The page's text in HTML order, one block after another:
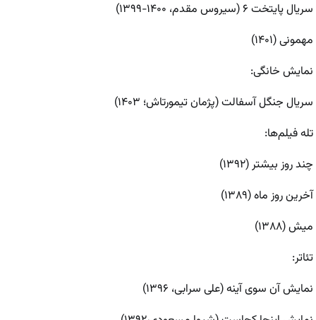
سریال پایتخت ۶ (سیروس مقدم، ۱۴۰۰-۱۳۹۹)
مهمونی (۱۴۰۱)
نمایش خانگی:
سریال جنگل آسفالت (پژمان تیمورتاش؛ ۱۴۰۳)
تله فیلم‌ها:
چند روز بیشتر (۱۳۹۲)
آخرین روز ماه (۱۳۸۹)
میش (۱۳۸۸)
تئاتر:
نمایش آن سوی آینه (علی سرابی، ۱۳۹۶)